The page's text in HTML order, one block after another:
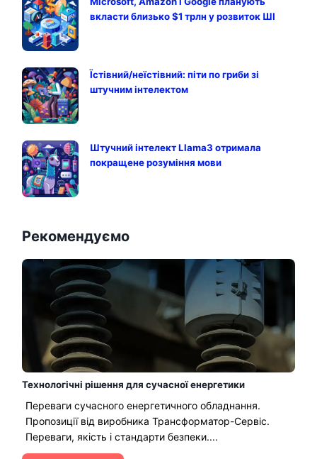
вкласти близько $1 трлн у розвиток ШІ
Їстівний/неїстівний: піти по гриби зі
штучним інтелектом
Штучний інтелект Llama3 отримала
покращене розуміння мови
Рекомендуємо
Технологічні рішення для сучасної енергетики
Переваги сучасного енергетичного обладнання.
Пропозиції від виробника Трансформатор-Сервіс.
Переваги, якість і стандарти безпеки....